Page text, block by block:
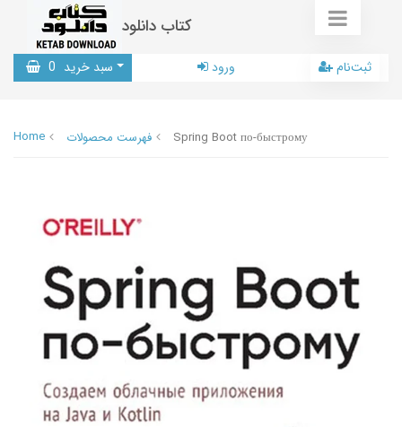
کتاب دانلود
سبد خرید 0 ورود ثبت‌نام
Home فهرست محصولات Spring Boot по-быстрому